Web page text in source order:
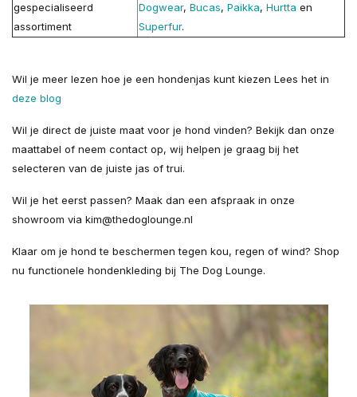
gespecialiseerd
assortiment
Dogwear, Bucas, Paikka, Hurtta en
Superfur.
Wil je meer lezen hoe je een hondenjas kunt kiezen Lees het in
deze blog
Wil je direct de juiste maat voor je hond vinden? Bekijk dan onze
maattabel of neem contact op, wij helpen je graag bij het
selecteren van de juiste jas of trui.
Wil je het eerst passen? Maak dan een afspraak in onze
showroom via kim@thedoglounge.nl
Klaar om je hond te beschermen tegen kou, regen of wind? Shop
nu functionele hondenkleding bij The Dog Lounge.